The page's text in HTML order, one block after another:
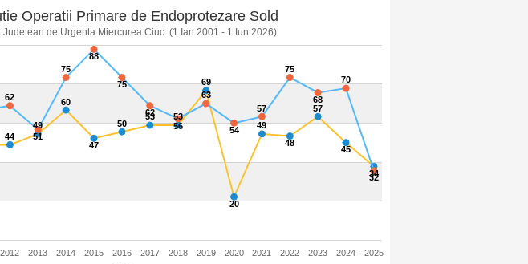
2012 2013 2014 2015 2016 2017 2018 2019 2020 2021 2022 2023 2024 2025
44
49
60
47
50
53 53
69
20
49
48
57
45
34
62
51
75
88
75
62
56
63
54
57
75
68
70
32
Operatii Primare de Endoprotezare Sold
Judetean de Urgenta Miercurea Ciuc. (1.Ian.2001 - 1.Iun.2026)